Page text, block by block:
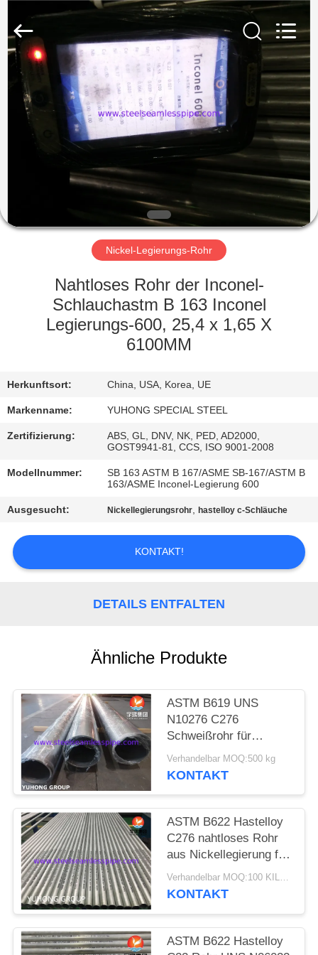
HAUS
PRODUKTE
FABRIK-
AUSFLUG
QUALITÄTSKONTROLLE
MIT
UNS
IN
FORDERN
SIE EIN
COMPANY
PRIVACY
POLICY
Co.,Ltd.
Rights
Reserved.
Nickel-Legierungs-Rohr
Nahtloses Rohr der Inconel-
Schlauchastm B 163 Inconel
Legierungs-600, 25,4 x 1,65 X
6100MM
Herkunftsort: China, USA, Korea, UE
Markenname: YUHONG SPECIAL STEEL
Zertifizierung:
ABS, GL, DNV, NK, PED, AD2000,
GOST9941-81, CCS, ISO 9001-2008
Modellnummer:
SB 163 ASTM B 167/ASME SB-167/ASTM B
163/ASME Inconel-Legierung 600
Ausgesucht: Nickellegierungsrohr,hastelloy c-Schläuche
KONTAKT!
DETAILS ENTFALTEN
Ähnliche Produkte
ASTM B619 UNS
N10276 C276
Schweißrohr für
industrielle Korrosion
Verhandelbar MOQ:500 kg
KONTAKT
ASTM B622 Hastelloy
C276 nahtloses Rohr
aus Nickellegierung für
Oxidations- und
Korrosionsbeständigkeit
Verhandelbar MOQ:100 KILOGRAMM
KONTAKT
ASTM B622 Hastelloy